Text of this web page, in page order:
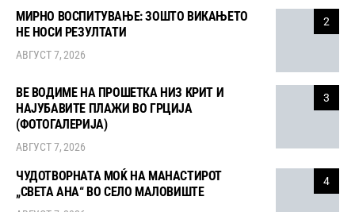
2
МИРНО ВОСПИТУВАЊЕ: ЗОШТО ВИКАЊЕТО
НЕ НОСИ РЕЗУЛТАТИ
АВГУСТ 7, 2026
3
ВЕ ВОДИМЕ НА ПРОШЕТКА НИЗ КРИТ И
НАЈУБАВИТЕ ПЛАЖИ ВО ГРЦИЈА
(ФОТОГАЛЕРИЈА)
АВГУСТ 7, 2026
4
ЧУДОТВОРНАТА МОЌ НА МАНАСТИРОТ
„СВЕТА АНА“ ВО СЕЛО МАЛОВИШТЕ